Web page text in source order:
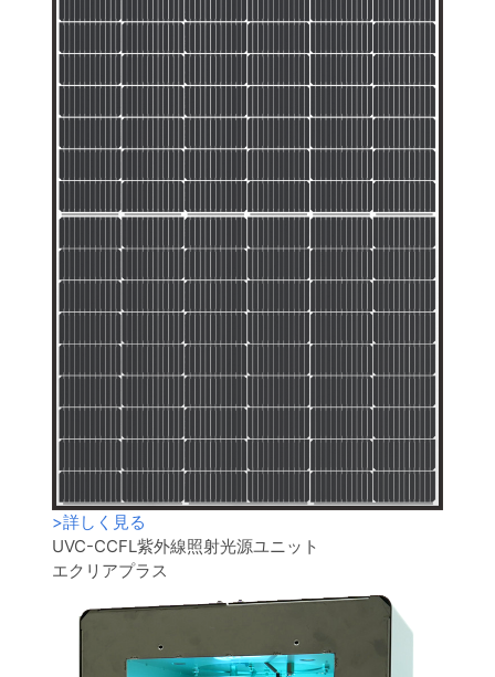
>詳しく見る
UVC-CCFL紫外線照射光源ユニット
エクリアプラス